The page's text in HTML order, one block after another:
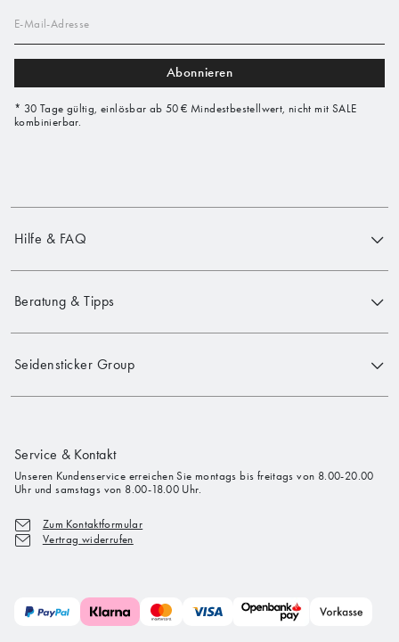
E-Mail-Adresse
Abonnieren
* 30 Tage gültig, einlösbar ab 50 € Mindestbestellwert, nicht mit SALE
kombinierbar.
Hilfe & FAQ
Beratung & Tipps
Seidensticker Group
Service & Kontakt
Unseren Kundenservice erreichen Sie montags bis freitags von 8.00-20.00
Uhr und samstags von 8.00-18.00 Uhr.
Zum Kontaktformular
Vertrag widerrufen